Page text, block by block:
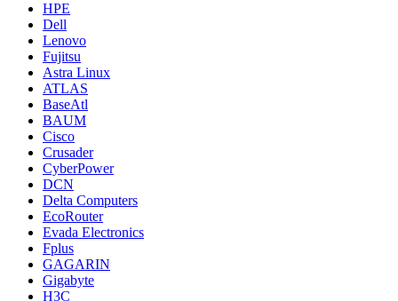
HPE
Dell
Lenovo
Fujitsu
Astra Linux
ATLAS
BaseAtl
BAUM
Cisco
Crusader
CyberPower
DCN
Delta Computers
EcoRouter
Evada Electronics
Fplus
GAGARIN
Gigabyte
H3C